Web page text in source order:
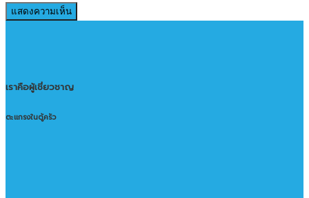
เราคือผู้เชี่ยวชาญ
ตะแกรงในตู้ครัว